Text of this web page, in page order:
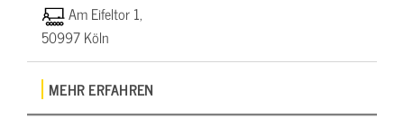
Am Eifeltor 1,
50997 Köln
MEHR ERFAHREN